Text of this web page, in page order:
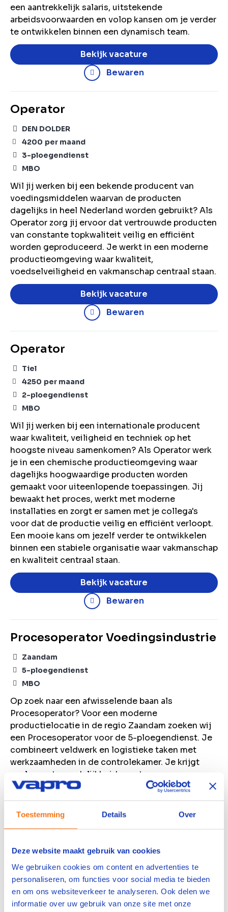
Toestemming Details Over
Deze website maakt gebruik van cookies
We gebruiken cookies om content en advertenties te
personaliseren, om functies voor social media te bieden
en om ons websiteverkeer te analyseren. Ook delen we
informatie over uw gebruik van onze site met onze
een aantrekkelijk salaris, uitstekende
arbeidsvoorwaarden en volop kansen om je verder
te ontwikkelen binnen een dynamisch team.
Bekijk vacature
Bewaren
Operator
DEN DOLDER
4200 per maand
3-ploegendienst
MBO
Wil jij werken bij een bekende producent van
voedingsmiddelen waarvan de producten
dagelijks in heel Nederland worden gebruikt? Als
Operator zorg jij ervoor dat vertrouwde producten
van constante topkwaliteit veilig en efficiënt
worden geproduceerd. Je werkt in een moderne
productieomgeving waar kwaliteit,
voedselveiligheid en vakmanschap centraal staan.
Bekijk vacature
Bewaren
Operator
Tiel
4250 per maand
2-ploegendienst
MBO
Wil jij werken bij een internationale producent
waar kwaliteit, veiligheid en techniek op het
hoogste niveau samenkomen? Als Operator werk
je in een chemische productieomgeving waar
dagelijks hoogwaardige producten worden
gemaakt voor uiteenlopende toepassingen. Jij
bewaakt het proces, werkt met moderne
installaties en zorgt er samen met je collega's
voor dat de productie veilig en efficiënt verloopt.
Een mooie kans om jezelf verder te ontwikkelen
binnen een stabiele organisatie waar vakmanschap
en kwaliteit centraal staan.
Bekijk vacature
Bewaren
Procesoperator Voedingsindustrie
Zaandam
5-ploegendienst
MBO
Op zoek naar een afwisselende baan als
Procesoperator? Voor een moderne
productielocatie in de regio Zaandam zoeken wij
een Procesoperator voor de 5-ploegendienst. Je
combineert veldwerk en logistieke taken met
werkzaamheden in de controlekamer. Je krijgt
veel verantwoordelijkheid, een team van ervaren
collega's om op terug te vallen en volop kansen
om jezelf breed te ontwikkelen.
Machine Operator
Farmsum
4000 per maand